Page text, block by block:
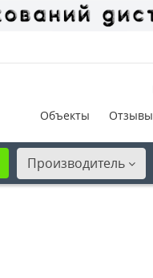
Объекты
Производитель